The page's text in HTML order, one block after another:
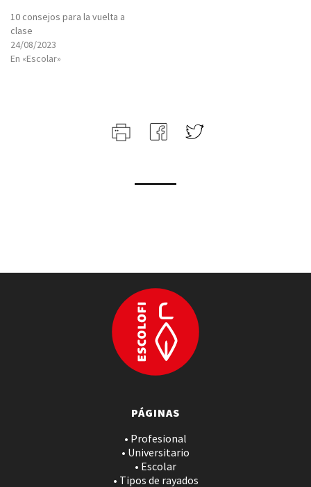
10 consejos para la vuelta a
clase
24/08/2023
En «Escolar»
PÁGINAS
• Profesional
• Universitario
• Escolar
• Tipos de rayados